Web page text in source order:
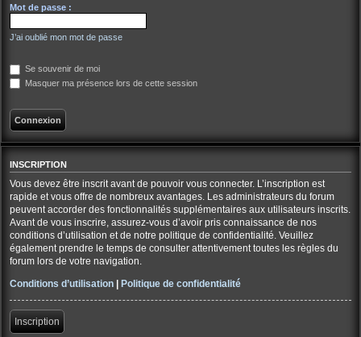
Mot de passe :
J’ai oublié mon mot de passe
Se souvenir de moi
Masquer ma présence lors de cette session
INSCRIPTION
Vous devez être inscrit avant de pouvoir vous connecter. L’inscription est
rapide et vous offre de nombreux avantages. Les administrateurs du forum
peuvent accorder des fonctionnalités supplémentaires aux utilisateurs inscrits.
Avant de vous inscrire, assurez-vous d’avoir pris connaissance de nos
conditions d’utilisation et de notre politique de confidentialité. Veuillez
également prendre le temps de consulter attentivement toutes les règles du
forum lors de votre navigation.
Conditions d’utilisation | Politique de confidentialité
Inscription